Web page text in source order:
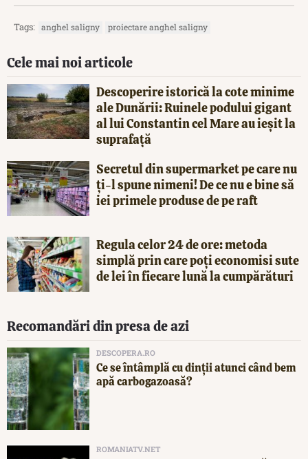
Tags: anghel saligny proiectare anghel saligny
Cele mai noi articole
Descoperire istorică la cote minime
ale Dunării: Ruinele podului gigant
al lui Constantin cel Mare au ieșit la
suprafață
Secretul din supermarket pe care nu
ți-l spune nimeni! De ce nu e bine să
iei primele produse de pe raft
Regula celor 24 de ore: metoda
simplă prin care poți economisi sute
de lei în fiecare lună la cumpărături
Recomandări din presa de azi
DESCOPERA.RO
Ce se întâmplă cu dinții atunci când bem
apă carbogazoasă?
ROMANIATV.NET